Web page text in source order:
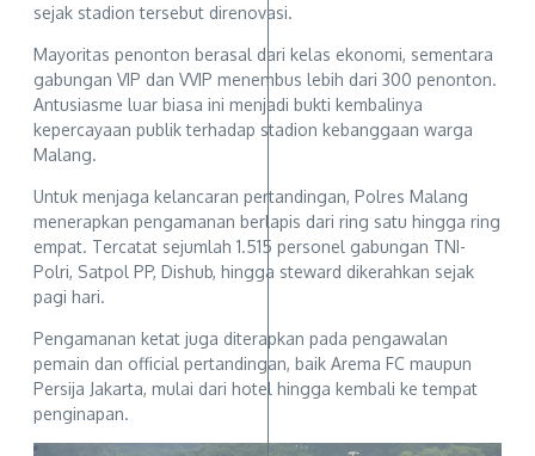
sejak stadion tersebut direnovasi.
Mayoritas penonton berasal dari kelas ekonomi, sementara
gabungan VIP dan VVIP menembus lebih dari 300 penonton.
Antusiasme luar biasa ini menjadi bukti kembalinya
kepercayaan publik terhadap stadion kebanggaan warga
Malang.
Untuk menjaga kelancaran pertandingan, Polres Malang
menerapkan pengamanan berlapis dari ring satu hingga ring
empat. Tercatat sejumlah 1.515 personel gabungan TNI-
Polri, Satpol PP, Dishub, hingga steward dikerahkan sejak
pagi hari.
Pengamanan ketat juga diterapkan pada pengawalan
pemain dan official pertandingan, baik Arema FC maupun
Persija Jakarta, mulai dari hotel hingga kembali ke tempat
penginapan.